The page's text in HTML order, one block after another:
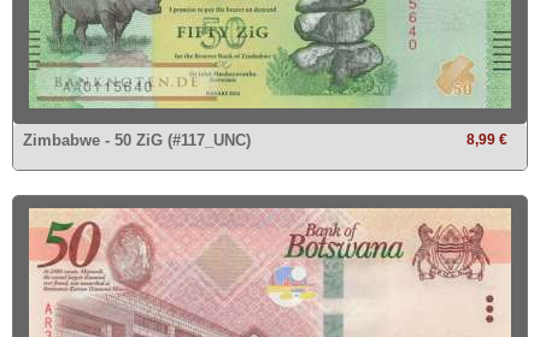
8,99 €
Zimbabwe - 50 ZiG (#117_UNC)